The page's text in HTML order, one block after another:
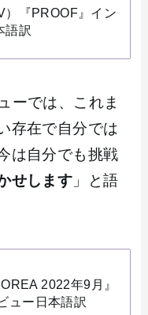
）『PROOF』イン
語訳
ーでは、これま
存在で自分では
は自分でも挑戦
せします 」と語
2022年9月』
ュー日本語訳